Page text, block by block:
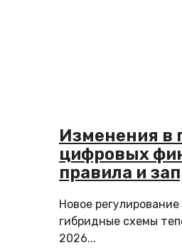
Изменения в
цифровых
правила и
Новое
гибридные схемы
2026...